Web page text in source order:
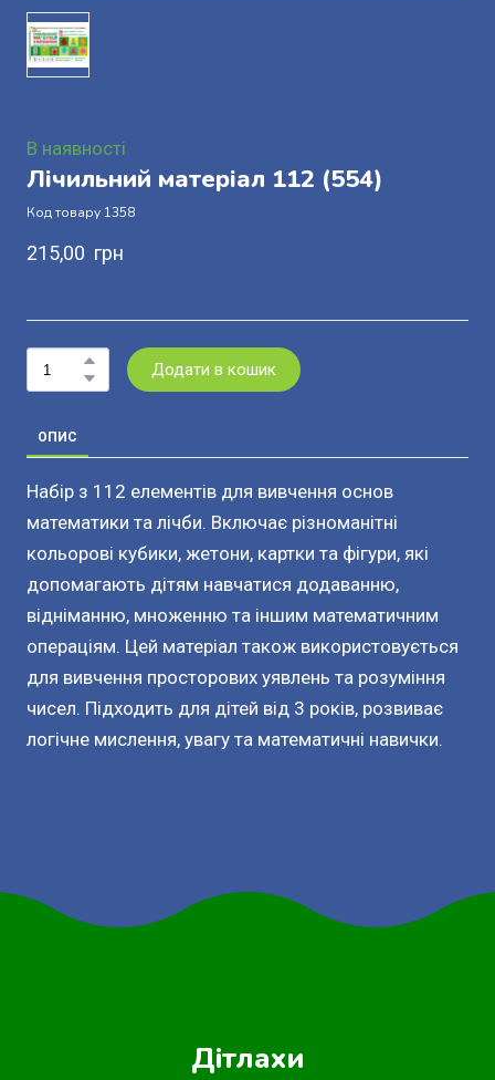
В наявності
Лічильний матеріал 112 (554)
Код товару 1358
215,00  грн
Додати в кошик
ОПИС
Набір з 112 елементів для вивчення основ
математики та лічби. Включає різноманітні
кольорові кубики, жетони, картки та фігури, які
допомагають дітям навчатися додаванню,
відніманню, множенню та іншим математичним
операціям. Цей матеріал також використовується
для вивчення просторових уявлень та розуміння
чисел. Підходить для дітей від 3 років, розвиває
логічне мислення, увагу та математичні навички.
Дітлахи